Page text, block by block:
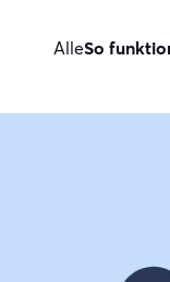
AlleSo